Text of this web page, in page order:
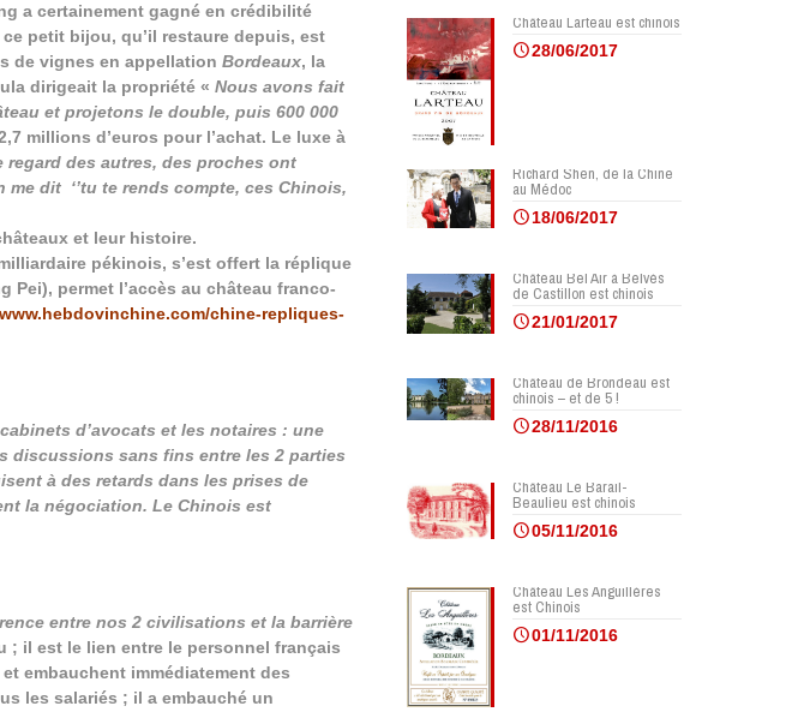
a certainement gagné en crédibilité
petit bijou, qu’il restaure depuis, est
de vignes en appellationBordeaux, la
dirigeait la propriété «Nous avons fait
et projetons le double, puis 600 000
millions d’euros pour l’achat. Le luxe à
regard des autres, des proches ont
me dit ‘’tu te rends compte, ces Chinois,
et leur histoire.
pékinois, s’est offert la réplique
permet l’accès au château franco-
chine-repliques-
d’avocats et les notaires : une
discussions sans fins entre les 2 parties
à des retards dans les prises de
la négociation. Le Chinois est
entre nos 2 civilisations et la barrière
; il est le lien entre le personnel français
embauchent immédiatement des
les salariés ; il a embauché un
Château Larteau est chinois
28/06/2017
Richard Shen, de la Chine
au Médoc
18/06/2017
Château Bel Air à Belvès
de Castillon est chinois
21/01/2017
Château de Brondeau est
chinois – et de 5 !
28/11/2016
Château Le Barail-
Beaulieu est chinois
05/11/2016
Château Les Anguillères
est Chinois
01/11/2016